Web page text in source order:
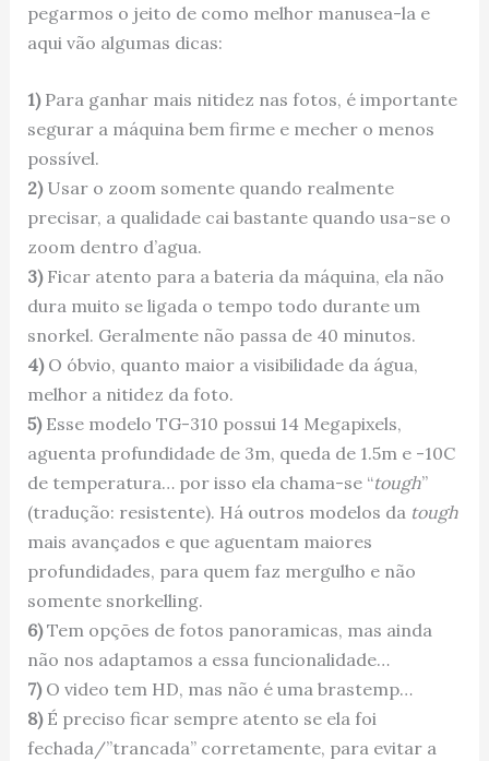
pegarmos o jeito de como melhor manusea-la e
aqui vão algumas dicas:
1)Para ganhar mais nitidez nas fotos, é importante
segurar a máquina bem firme e mecher o menos
possível.
2)Usar o zoom somente quando realmente
precisar, a qualidade cai bastante quando usa-se o
zoom dentro d’agua.
3)Ficar atento para a bateria da máquina, ela não
dura muito se ligada o tempo todo durante um
snorkel. Geralmente não passa de 40 minutos.
4)O óbvio, quanto maior a visibilidade da água,
melhor a nitidez da foto.
5)Esse modelo TG-310 possui 14 Megapixels,
aguenta profundidade de 3m, queda de 1.5m e -10C
de temperatura… por isso ela chama-se “tough”
(tradução: resistente). Há outros modelos da tough
mais avançados e que aguentam maiores
profundidades, para quem faz mergulho e não
somente snorkelling.
6)Tem opções de fotos panoramicas, mas ainda
não nos adaptamos a essa funcionalidade…
7)O video tem HD, mas não é uma brastemp…
8)É preciso ficar sempre atento se ela foi
fechada/”trancada” corretamente, para evitar a